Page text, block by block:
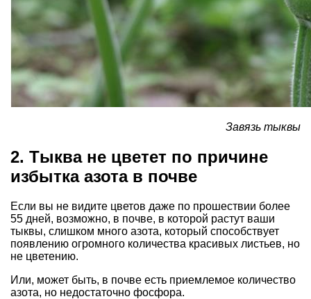
Завязь тыквы
2. Тыква не цветет по причине
избытка азота в почве
Если вы не видите цветов даже по прошествии более
55 дней, возможно, в почве, в которой растут ваши
тыквы, слишком много азота, который способствует
появлению огромного количества красивых листьев, но
не цветению.
Или, может быть, в почве есть приемлемое количество
азота, но недостаточно фосфора.